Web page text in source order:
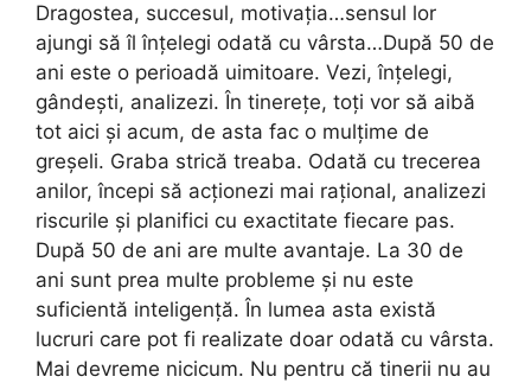
Dragostea, succesul, motivația…sensul lor
ajungi să îl înțelegi odată cu vârsta…După 50 de
ani este o perioadă uimitoare. Vezi, înțelegi,
gândești, analizezi. În tinerețe, toți vor să aibă
tot aici și acum, de asta fac o mulțime de
greșeli. Graba strică treaba. Odată cu trecerea
anilor, începi să acționezi mai rațional, analizezi
riscurile și planifici cu exactitate fiecare pas.
După 50 de ani are multe avantaje. La 30 de
ani sunt prea multe probleme și nu este
suficientă inteligență. În lumea asta există
lucruri care pot fi realizate doar odată cu vârsta.
Mai devreme nicicum. Nu pentru că tinerii nu au